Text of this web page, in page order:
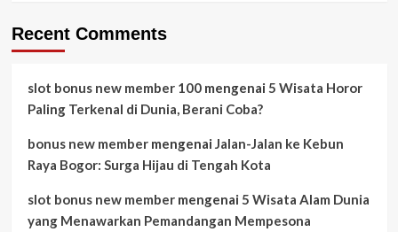
Recent Comments
slot bonus new member 100mengenai 5 Wisata Horor
Paling Terkenal di Dunia, Berani Coba?
bonus new membermengenai Jalan-Jalan ke Kebun
Raya Bogor: Surga Hijau di Tengah Kota
slot bonus new membermengenai 5 Wisata Alam Dunia
yang Menawarkan Pemandangan Mempesona